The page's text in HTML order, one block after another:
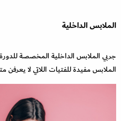
الملابس الداخلية
جربي الملابس الداخلية المخصصة
الملابس مفيدة للفتيات اللاتي لا